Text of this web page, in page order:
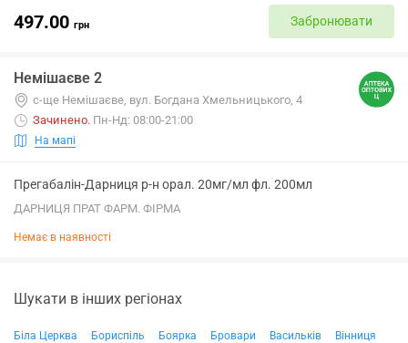
497.00 грн Забронювати
Немішаєве 2
с-ще Немішаєве, вул. Богдана Хмельницького, 4
Зачинено. Пн-Нд: 08:00-21:00
На мапі
Прегабалін-Дарниця р-н орал. 20мг/мл фл. 200мл
ДАРНИЦЯ ПРАТ ФАРМ. ФІРМА
Немає в наявності
Шукати в інших регіонах
Біла Церква Бориспіль Боярка Бровари Васильків
Вінниця